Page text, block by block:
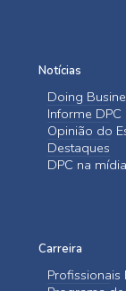
Notícias
Doing
Informe DPC
Opinião do
Destaques
DPC na mídia
Carreira
Profissionais